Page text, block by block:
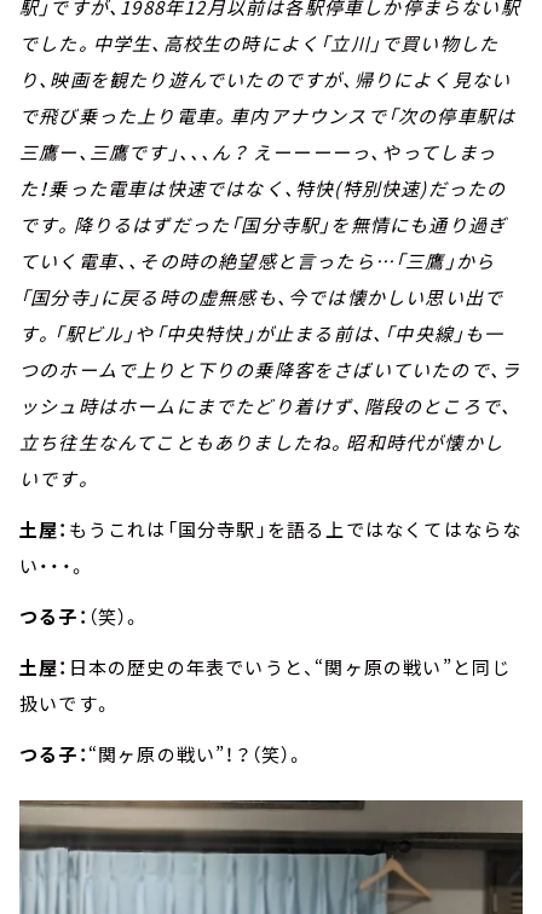
駅」ですが、1988年12月以前は各駅停車しか停まらない駅
でした。中学生、高校生の時によく「立川」で買い物した
り、映画を観たり遊んでいたのですが、帰りによく見ない
で飛び乗った上り電車。車内アナウンスで「次の停車駅は
三鷹ー、三鷹です」、、、ん？ えーーーーっ、やってしまっ
た！乗った電車は快速ではなく、特快(特別快速)だったの
です。降りるはずだった「国分寺駅」を無情にも通り過ぎ
ていく電車、、その時の絶望感と言ったら…「三鷹」から
「国分寺」に戻る時の虚無感も、今では懐かしい思い出で
す。「駅ビル」や「中央特快」が止まる前は、「中央線」も一
つのホームで上りと下りの乗降客をさばいていたので、ラ
ッシュ時はホームにまでたどり着けず、階段のところで、
立ち往生なんてこともありましたね。昭和時代が懐かし
いです。
土屋： もうこれは「国分寺駅」を語る上ではなくてはならな
い・・・。
つる子： （笑）。
土屋： 日本の歴史の年表でいうと、“関ヶ原の戦い”と同じ
扱いです。
つる子：“関ヶ原の戦い”！？（笑）。